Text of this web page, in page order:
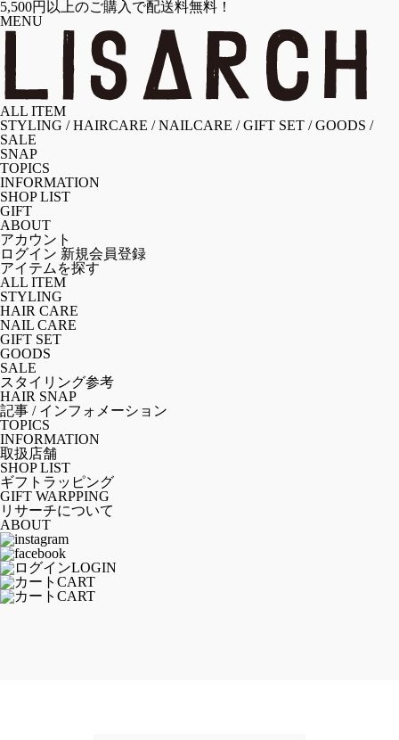
5,500円以上のご購入で配送料無料！
MENU
ALL ITEM
STYLING /HAIRCARE /NAILCARE /GIFT SET /GOODS /
SALE
SNAP
TOPICS
INFORMATION
SHOP LIST
GIFT
ABOUT
アカウント
ログイン 新規会員登録
アイテムを探す
ALL ITEM
STYLING
HAIR CARE
NAIL CARE
GIFT SET
GOODS
SALE
スタイリング参考
HAIR SNAP
記事 / インフォメーション
TOPICS
INFORMATION
取扱店舗
SHOP LIST
ギフトラッピング
GIFT WARPPING
リサーチについて
ABOUT
LOGIN
CART
CART